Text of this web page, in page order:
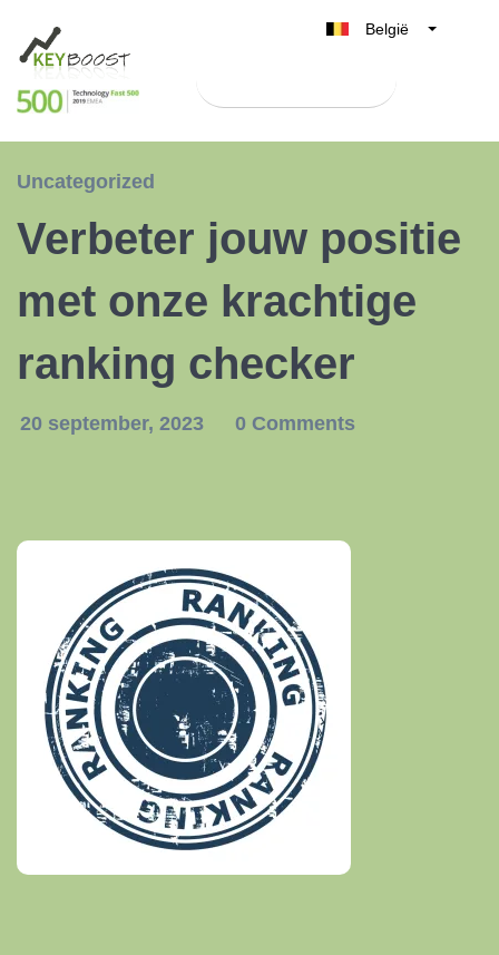
België
Nederland
España
Uncategorized
Verbeter jouw positie
met onze krachtige
ranking checker
20 september, 2023 0 Comments